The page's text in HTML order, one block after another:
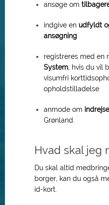
ansøge om
indgive en udfyldt
ansøgning
registreres med en
System, hvis du vil
visumfri
opholdstilladelse
anmode om
Grønland.
Hvad skal jeg
Du skal altid
borger, kan du også
id-kort.